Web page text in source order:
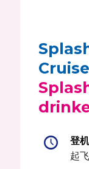
Cruise
登机
起